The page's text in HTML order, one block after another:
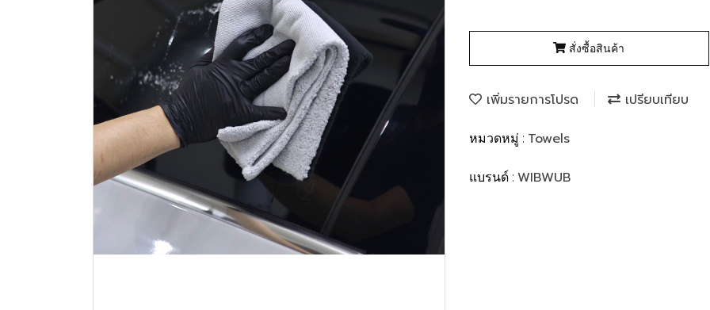
สั่งซื้อสินค้า
เพิ่มรายการโปรด เปรียบเทียบ
หมวดหมู่ : Towels
แบรนด์ : WIBWUB